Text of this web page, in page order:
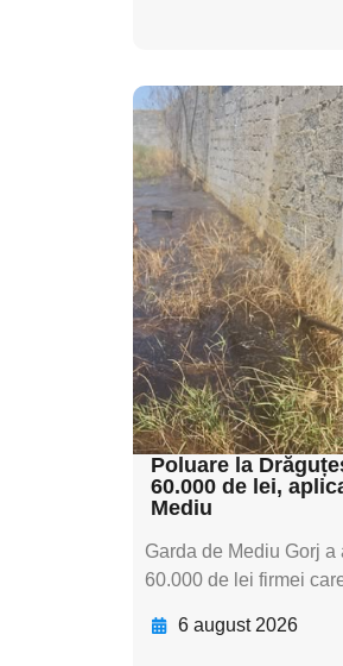
Adaugă
pentru
textul
textul
textul
Poluare la
60.000 de lei,
Mediu
Garda de Mediu Gorj
60.000 de lei firmei
6 august 2026